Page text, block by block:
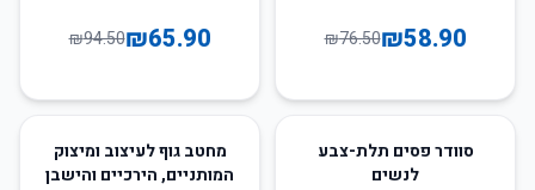
₪58.90
₪76.50
₪65.90
₪94.50
25סוודר פסים תלת-צבע
לנשים
11
מחטב גוף לעיצוב ומיצוק
המותניים, הירכיים והישבן